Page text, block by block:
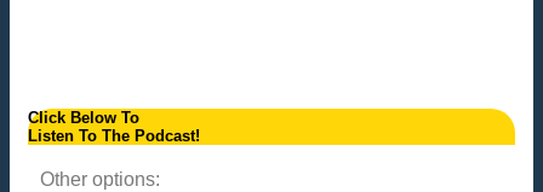
Click Below To
Listen To The Podcast!
Other options: